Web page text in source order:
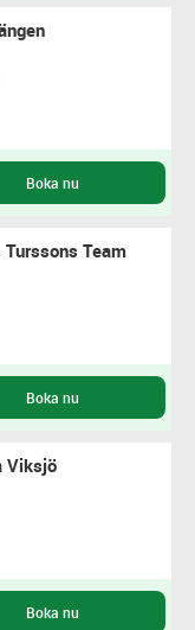
Boka nu
Team
Boka nu
Viksjö
Boka nu